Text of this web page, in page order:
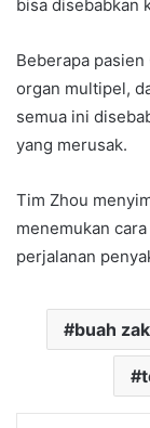
bisa disebabkan
Beberapa
organ multipel,
semua ini
yang merusak.
Tim Zhou
menemukan
perjalanan
buah